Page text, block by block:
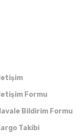
Formu
Bildirim Formu
Takibi